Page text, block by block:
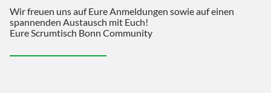
Wir freuen uns auf Eure Anmeldungen sowie auf einen
spannenden Austausch mit Euch!
Eure Scrumtisch Bonn Community